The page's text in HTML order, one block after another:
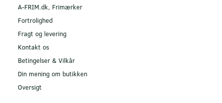
A-FRIM.dk, Frimærker
Fortrolighed
Fragt og levering
Kontakt os
Betingelser & Vilkår
Din mening om butikken
Oversigt